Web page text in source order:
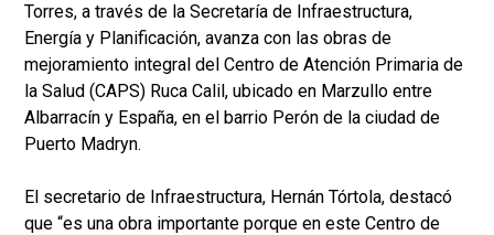
Torres, a través de la Secretaría de Infraestructura,
Energía y Planificación, avanza con las obras de
mejoramiento integral del Centro de Atención Primaria de
la Salud (CAPS) Ruca Calil, ubicado en Marzullo entre
Albarracín y España, en el barrio Perón de la ciudad de
Puerto Madryn.
El secretario de Infraestructura, Hernán Tórtola, destacó
que “es una obra importante porque en este Centro de